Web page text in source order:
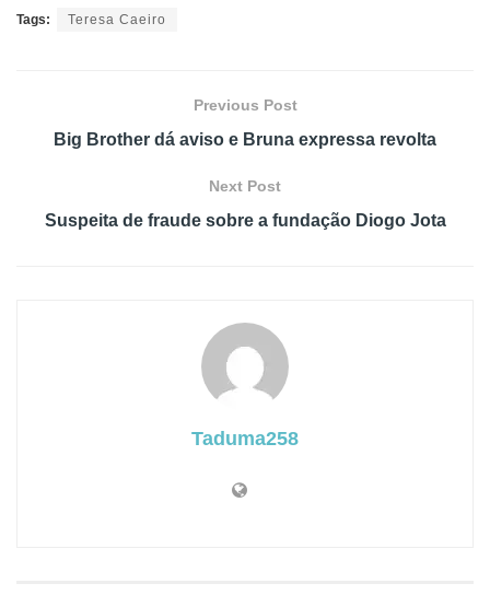
Tags: Teresa Caeiro
Previous Post
Big Brother dá aviso e Bruna expressa revolta
Next Post
Suspeita de fraude sobre a fundação Diogo Jota
Taduma258